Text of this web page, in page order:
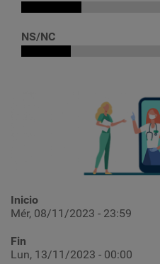
NS/NC
Inicio
Mér, 08/11/2023 - 23:59
Fin
Lun, 13/11/2023 - 00:00